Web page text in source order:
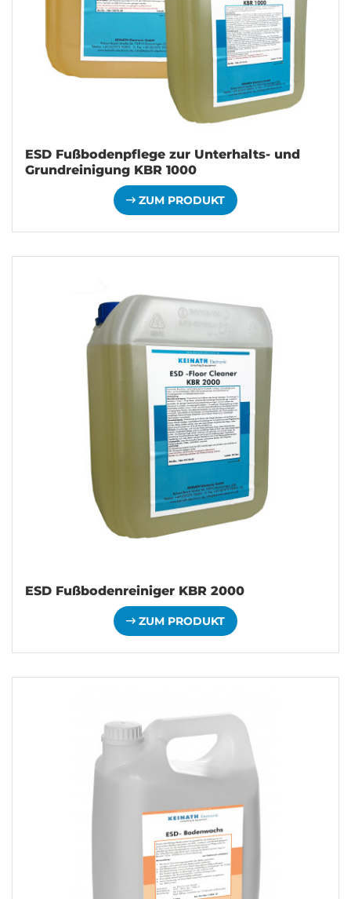
ESD Fußbodenpflege zur Unterhalts- und
Grundreinigung KBR 1000
ZUM PRODUKT
ESD Fußbodenreiniger KBR 2000
ZUM PRODUKT